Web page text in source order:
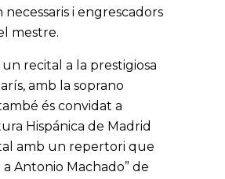
i engrescadors
mestre.
un recital a la prestigiosa
amb la soprano
és convidat a
Hispánica de Madrid
amb un repertori que
Antonio Machado” de